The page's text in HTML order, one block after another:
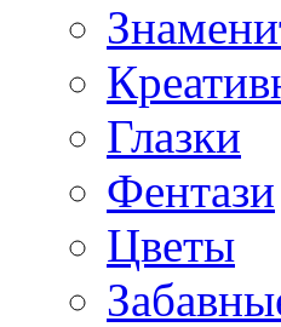
Глазки
Фентази
Цветы